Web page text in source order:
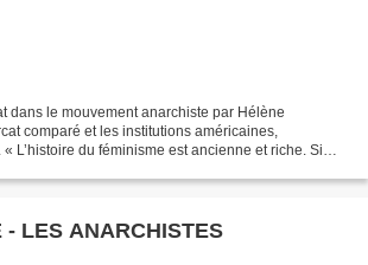
dans le mouvement anarchiste par Hélène
comparé et les institutions américaines,
L’histoire du féminisme est ancienne et riche. Si
LES ANARCHISTES